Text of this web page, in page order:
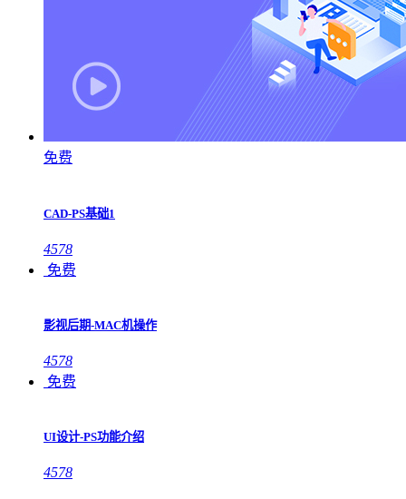
免费
CAD-PS基础1
4578
免费
影视后期-MAC机操作
4578
免费
UI设计-PS功能介绍
4578